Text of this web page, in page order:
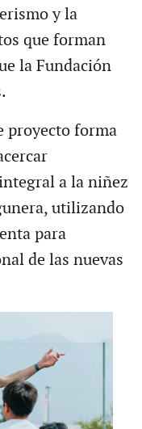
y la
que forman
la Fundación
proyecto forma
a la niñez
utilizando
para
de las nuevas